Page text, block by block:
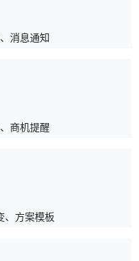
消息通知
商机提醒
、方案模板